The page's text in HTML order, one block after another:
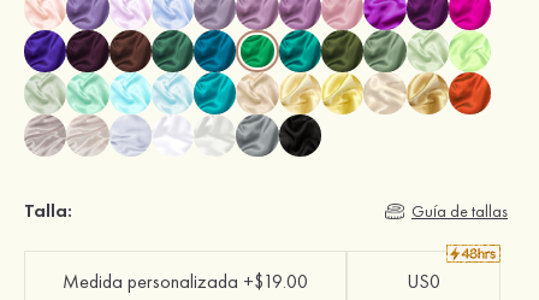
Talla: Guía de tallas
Medida personalizada +$19.00 US0